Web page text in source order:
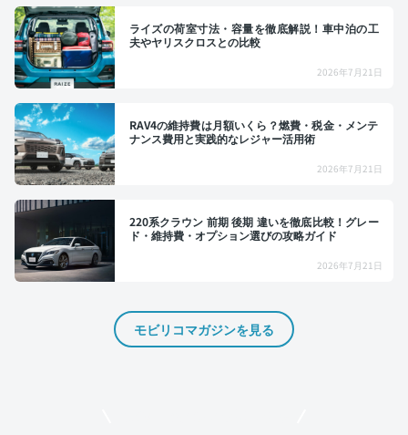
ライズの荷室寸法・容量を徹底解説！車中泊の工
夫やヤリスクロスとの比較
2026年7月21日
RAV4の維持費は月額いくら？燃費・税金・メンテ
ナンス費用と実践的なレジャー活用術
2026年7月21日
220系クラウン 前期 後期 違いを徹底比較！グレー
ド・維持費・オプション選びの攻略ガイド
2026年7月21日
モビリコマガジンを見る